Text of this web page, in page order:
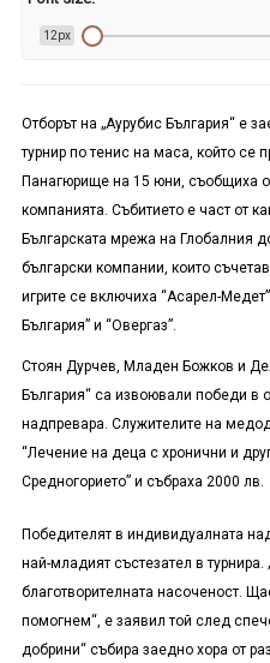
12px
Отборът на „Аурубис България“ е
турнир по тенис на маса, който се
Панагюрище на 15 юни, съобщиха
компанията. Събитието е част от
Българската мрежа на Глобалния
български компании, които
игрите се включиха “Асарел-
България” и “Овергаз”.
Стоян Дурчев, Младен Божков и
България“ са извоювали победи в
надпревара. Служителите на
“Лечение на деца с хронични и
Средногорието” и събраха 2000 лв.
Победителят в индивидуалната
най-младият състезател в
благотворителната насоченост.
помогнем“, е заявил той след
добрини“ събира заедно хора от